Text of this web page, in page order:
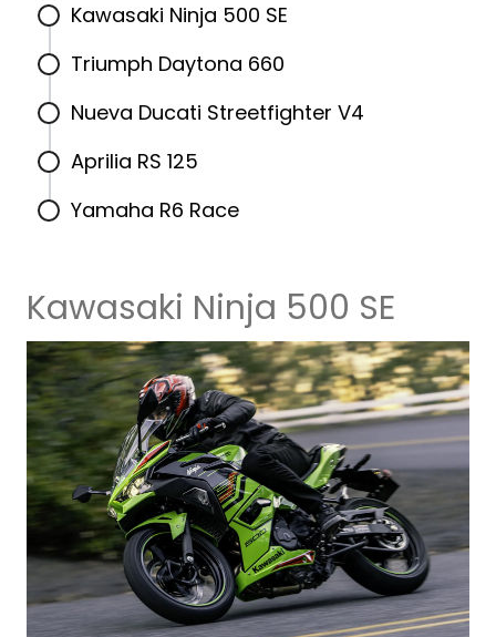
Kawasaki Ninja 500 SE
Triumph Daytona 660
Nueva Ducati Streetfighter V4
Aprilia RS 125
Yamaha R6 Race
Kawasaki Ninja 500 SE